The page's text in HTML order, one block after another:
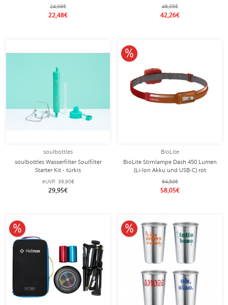
-191x152x22cm
24,98€
22,48€
46,95€
42,26€
soulbottles
soulbottles Wasserfilter Soulfilter
Starter Kit - türkis
eUVP: 39,90€
29,95€
BioLite
BioLite Stirnlampe Dash 450 Lumen
(Li-Ion Akku und USB-C) rot
64,50€
58,05€
10% reduziert
10% reduziert 10% reduziert